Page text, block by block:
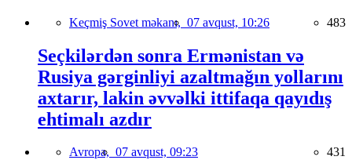
Keçmiş Sovet məkanı, 07 avqust, 10:26 483
Seçkilərdən sonra Ermənistan və
Rusiya gərginliyi azaltmağın yollarını
axtarır, lakin əvvəlki ittifaqa qayıdış
ehtimalı azdır
Avropa, 07 avqust, 09:23 431